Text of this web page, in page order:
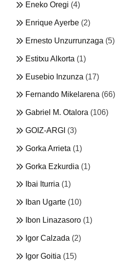
Eneko Oregi (4)
Enrique Ayerbe (2)
Ernesto Unzurrunzaga (5)
Estitxu Alkorta (1)
Eusebio Inzunza (17)
Fernando Mikelarena (66)
Gabriel M. Otalora (106)
GOIZ-ARGI (3)
Gorka Arrieta (1)
Gorka Ezkurdia (1)
Ibai Iturria (1)
Iban Ugarte (10)
Ibon Linazasoro (1)
Igor Calzada (2)
Igor Goitia (15)